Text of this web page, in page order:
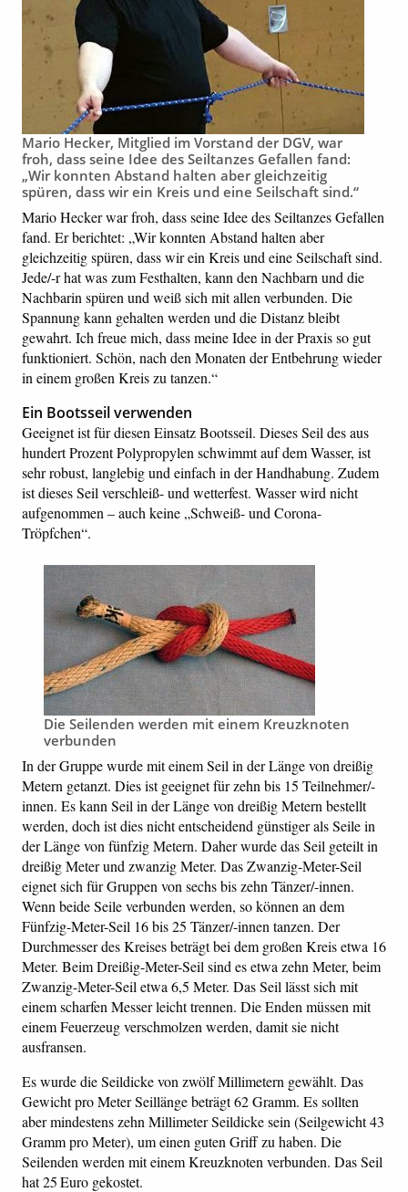
Mario Hecker, Mitglied im Vorstand der DGV, war
froh, dass seine Idee des Seiltanzes Gefallen fand:
„Wir konnten Abstand halten aber gleichzeitig
spüren, dass wir ein Kreis und eine Seilschaft sind.“
Mario Hecker war froh, dass seine Idee des Seiltanzes Gefallen
fand. Er berichtet: „Wir konnten Abstand halten aber
gleichzeitig spüren, dass wir ein Kreis und eine Seilschaft sind.
Jede/-r hat was zum Festhalten, kann den Nachbarn und die
Nachbarin spüren und weiß sich mit allen verbunden. Die
Spannung kann gehalten werden und die Distanz bleibt
gewahrt. Ich freue mich, dass meine Idee in der Praxis so gut
funktioniert. Schön, nach den Monaten der Entbehrung wieder
in einem großen Kreis zu tanzen.“
Ein Bootsseil verwenden
Geeignet ist für diesen Einsatz Bootsseil. Dieses Seil des aus
hundert Prozent Polypropylen schwimmt auf dem Wasser, ist
sehr robust, langlebig und einfach in der Handhabung. Zudem
ist dieses Seil verschleiß- und wetterfest. Wasser wird nicht
aufgenommen – auch keine „Schweiß- und Corona-
Tröpfchen“.
Die Seilenden werden mit einem Kreuzknoten
verbunden
In der Gruppe wurde mit einem Seil in der Länge von dreißig
Metern getanzt. Dies ist geeignet für zehn bis 15 Teilnehmer/-
innen. Es kann Seil in der Länge von dreißig Metern bestellt
werden, doch ist dies nicht entscheidend günstiger als Seile in
der Länge von fünfzig Metern. Daher wurde das Seil geteilt in
dreißig Meter und zwanzig Meter. Das Zwanzig-Meter-Seil
eignet sich für Gruppen von sechs bis zehn Tänzer/-innen.
Wenn beide Seile verbunden werden, so können an dem
Fünfzig-Meter-Seil 16 bis 25 Tänzer/-innen tanzen. Der
Durchmesser des Kreises beträgt bei dem großen Kreis etwa 16
Meter. Beim Dreißig-Meter-Seil sind es etwa zehn Meter, beim
Zwanzig-Meter-Seil etwa 6,5 Meter. Das Seil lässt sich mit
einem scharfen Messer leicht trennen. Die Enden müssen mit
einem Feuerzeug verschmolzen werden, damit sie nicht
ausfransen.
Es wurde die Seildicke von zwölf Millimetern gewählt. Das
Gewicht pro Meter Seillänge beträgt 62 Gramm. Es sollten
aber mindestens zehn Millimeter Seildicke sein (Seilgewicht 43
Gramm pro Meter), um einen guten Griff zu haben. Die
Seilenden werden mit einem Kreuzknoten verbunden. Das Seil
hat 25 Euro gekostet.